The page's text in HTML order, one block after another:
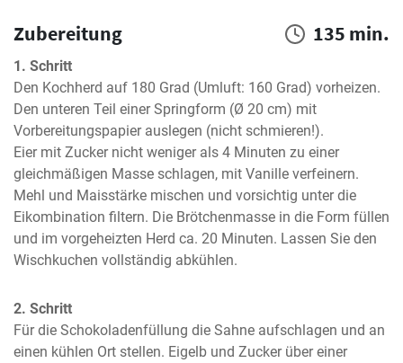
Zubereitung 135 min.
1. Schritt
Den Kochherd auf 180 Grad (Umluft: 160 Grad) vorheizen.
Den unteren Teil einer Springform (Ø 20 cm) mit
Vorbereitungspapier auslegen (nicht schmieren!).
Eier mit Zucker nicht weniger als 4 Minuten zu einer
gleichmäßigen Masse schlagen, mit Vanille verfeinern.
Mehl und Maisstärke mischen und vorsichtig unter die
Eikombination filtern. Die Brötchenmasse in die Form füllen
und im vorgeheizten Herd ca. 20 Minuten. Lassen Sie den
Wischkuchen vollständig abkühlen.
2. Schritt
Für die Schokoladenfüllung die Sahne aufschlagen und an
einen kühlen Ort stellen. Eigelb und Zucker über einer